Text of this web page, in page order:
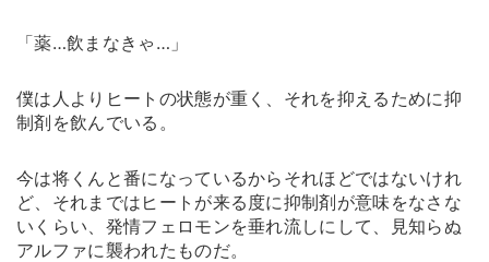
「薬…飲まなきゃ…」
僕は人よりヒートの状態が重く、それを抑えるために抑
制剤を飲んでいる。
今は将くんと番になっているからそれほどではないけれ
ど、それまではヒートが来る度に抑制剤が意味をなさな
いくらい、発情フェロモンを垂れ流しにして、見知らぬ
アルファに襲われたものだ。